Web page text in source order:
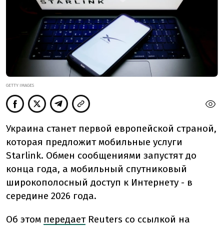
GETTY IMAGES
Украина станет первой европейской страной,
которая предложит мобильные услуги
Starlink. Обмен сообщениями запустят до
конца года, а мобильный спутниковый
широкополосный доступ к Интернету - в
середине 2026 года.
Об этом передает Reuters со ссылкой на